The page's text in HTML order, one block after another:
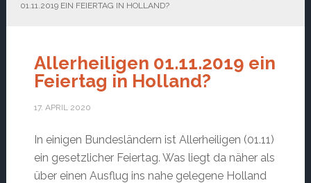
01.11.2019 EIN FEIERTAG IN HOLLAND?
Allerheiligen 01.11.2019 ein
Feiertag in Holland?
17. APRIL 2020
In einigen Bundesländern ist Allerheiligen (01.11)
ein gesetzlicher Feiertag. Was liegt da näher als
über einen Ausflug ins nahe gelegene Holland